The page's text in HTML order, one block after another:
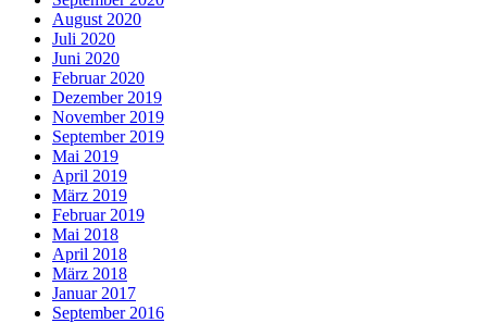
August 2020
Juli 2020
Juni 2020
Februar 2020
Dezember 2019
November 2019
September 2019
Mai 2019
April 2019
März 2019
Februar 2019
Mai 2018
April 2018
März 2018
Januar 2017
September 2016